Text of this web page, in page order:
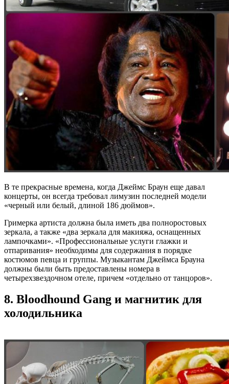
В те прекрасные времена, когда Джеймс Браун еще давал
концерты, он всегда требовал лимузин последней модели
«черный или белый, длиной 186 дюймов».
Гримерка артиста должна была иметь два полноростовых
зеркала, а также «два зеркала для макияжа, оснащенных
лампочками». «Профессиональные услуги глажки и
отпаривания» необходимы для содержания в порядке
костюмов певца и группы. Музыкантам Джеймса Брауна
должны были быть предоставлены номера в
четырехзвездочном отеле, причем «отдельно от танцоров».
8. Bloodhound Gang и магнитик для
холодильника